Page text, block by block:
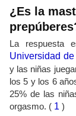
¿Es la
La respuesta
Universidad
y las niñas
los 5 y los 6
25% de las
orgasmo. ( 1 )